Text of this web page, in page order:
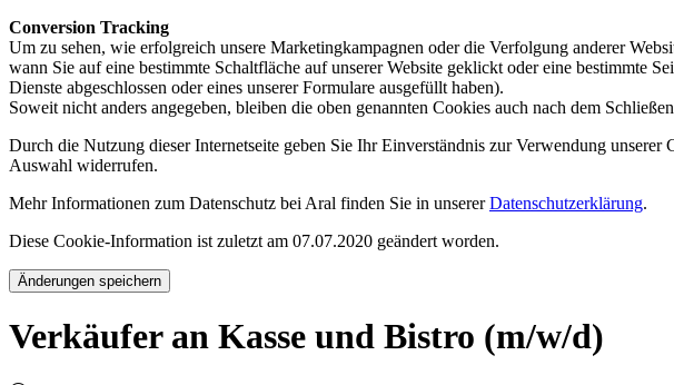
Conversion Tracking
Um zu sehen, wie erfolgreich unsere Marketingkampagnen oder die Verfolgung anderer
wann Sie auf eine bestimmte Schaltfläche auf unserer Website geklickt oder eine bestimmte
Dienste abgeschlossen oder eines unserer Formulare ausgefüllt haben).
Soweit nicht anders angegeben, bleiben die oben genannten Cookies auch nach dem
Durch die Nutzung dieser Internetseite geben Sie Ihr Einverständnis zur Verwendung
Auswahl widerrufen.
Mehr Informationen zum Datenschutz bei Aral finden Sie in unsererDatenschutzerklärung.
Diese Cookie-Information ist zuletzt am 07.07.2020 geändert worden.
Änderungen speichern
Verkäufer an Kasse und Bistro (m/w/d)